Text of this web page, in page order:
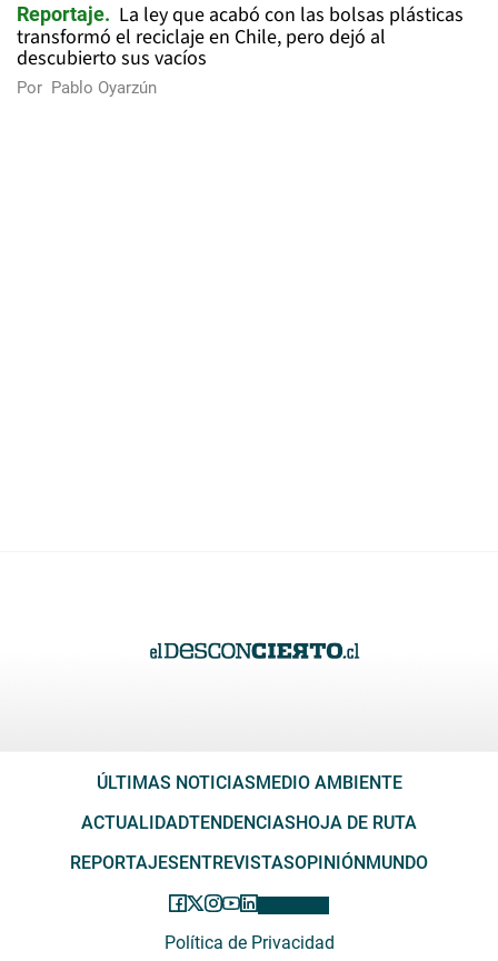
Reportaje
La ley que acabó con las bolsas plásticas
transformó el reciclaje en Chile, pero dejó al
descubierto sus vacíos
Por Pablo Oyarzún
ÚLTIMAS NOTICIASMEDIO AMBIENTE
ACTUALIDADTENDENCIASHOJA DE RUTA
REPORTAJESENTREVISTASOPINIÓNMUNDO
Política de Privacidad